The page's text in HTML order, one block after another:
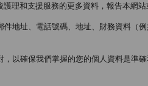
理和支援服務的更多資料，報告本網
地址、電話號碼、地址、財務資料（
以確保我們掌握的您的個人資料是準確